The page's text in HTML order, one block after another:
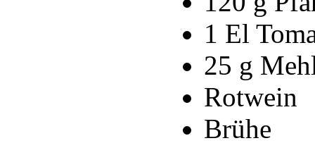
1 El
25 g
Rotwein
Brühe